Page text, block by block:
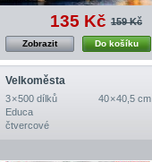
135 Kč 159 Kč
Do košíku
Zobrazit
Velkoměsta
3 × 500 dílků
40 × 40,5 cm
Educa
čtvercové